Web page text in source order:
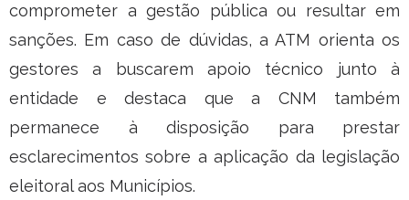
comprometer a gestão pública ou resultar em
sanções. Em caso de dúvidas, a ATM orienta os
gestores a buscarem apoio técnico junto à
entidade e destaca que a CNM também
permanece à disposição para prestar
esclarecimentos sobre a aplicação da legislação
eleitoral aos Municípios.